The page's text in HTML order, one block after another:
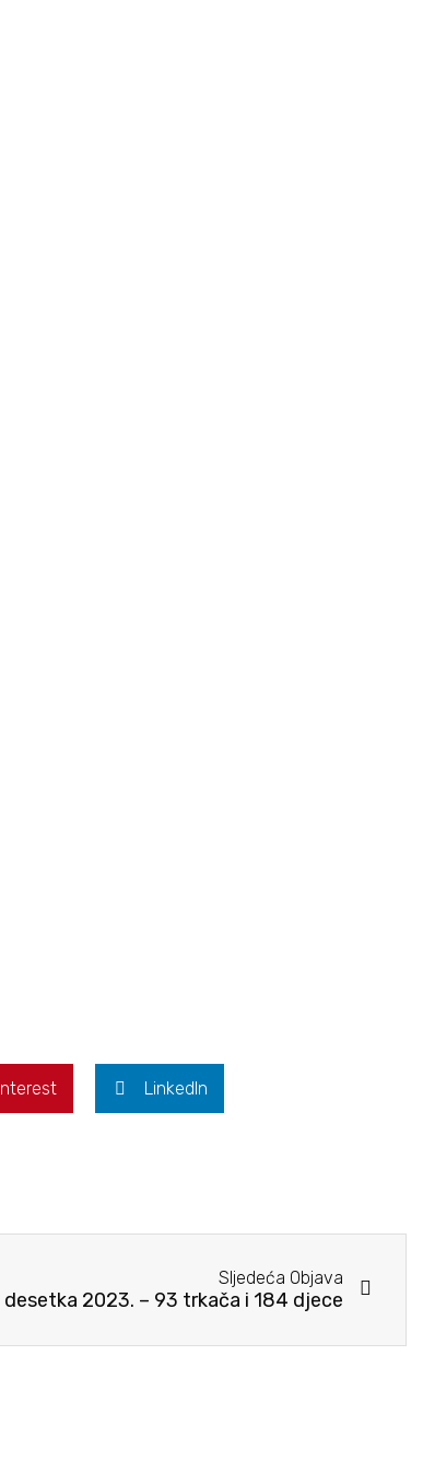
LinkedIn
Sljedeća Objava
desetka 2023. – 93 trkača i 184 djece